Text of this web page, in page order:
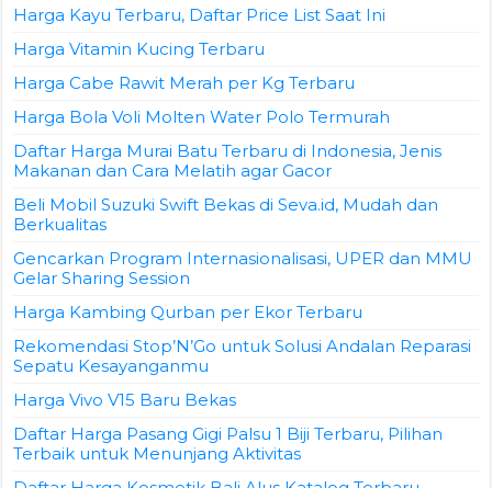
Harga Kayu Terbaru, Daftar Price List Saat Ini
Harga Vitamin Kucing Terbaru
Harga Cabe Rawit Merah per Kg Terbaru
Harga Bola Voli Molten Water Polo Termurah
Daftar Harga Murai Batu Terbaru di Indonesia, Jenis
Makanan dan Cara Melatih agar Gacor
Beli Mobil Suzuki Swift Bekas di Seva.id, Mudah dan
Berkualitas
Gencarkan Program Internasionalisasi, UPER dan MMU
Gelar Sharing Session
Harga Kambing Qurban per Ekor Terbaru
Rekomendasi Stop’N’Go untuk Solusi Andalan Reparasi
Sepatu Kesayanganmu
Harga Vivo V15 Baru Bekas
Daftar Harga Pasang Gigi Palsu 1 Biji Terbaru, Pilihan
Terbaik untuk Menunjang Aktivitas